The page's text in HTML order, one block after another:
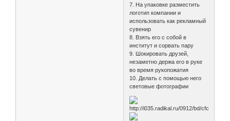
7. На упаковке разместить
логотип компании и
использовать как рекламный
сувенир
8. Взять его с собой в
институт и сорвать пару
9. Шокировать друзей,
незаметно держа его в руке
во время рукопожатия
10. Делать с помощью него
световые фотографии